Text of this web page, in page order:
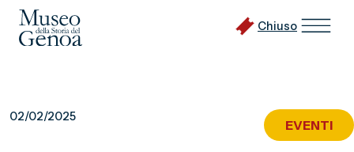
Chiuso
02/02/2025
EVENTI